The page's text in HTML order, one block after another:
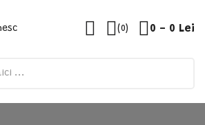
(0) 0 - 0 Lei